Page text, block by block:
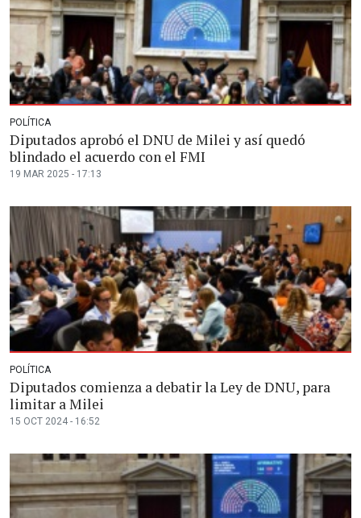
POLÍTICA
Diputados aprobó el DNU de Milei y así quedó
blindado el acuerdo con el FMI
19 MAR 2025 - 17:13
POLÍTICA
Diputados comienza a debatir la Ley de DNU, para
limitar a Milei
15 OCT 2024 - 16:52